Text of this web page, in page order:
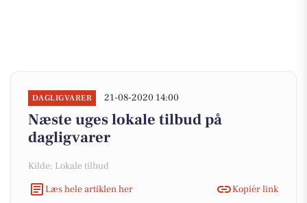
DAGLIGVARER 21-08-2020 14:00
Næste uges lokale tilbud på
dagligvarer
Kilde: Lokale tilbud
Læs hele artiklen her
Kopiér link